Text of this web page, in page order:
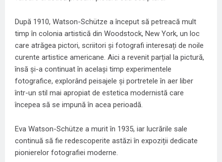
După 1910, Watson-Schütze a început să petreacă mult
timp în colonia artistică din Woodstock, New York, un loc
care atrăgea pictori, scriitori și fotografi interesați de noile
curente artistice americane. Aici a revenit parțial la pictură,
însă și-a continuat în același timp experimentele
fotografice, explorând peisajele și portretele în aer liber
într-un stil mai apropiat de estetica modernistă care
începea să se impună în acea perioadă.
Eva Watson-Schütze a murit în 1935, iar lucrările sale
continuă să fie redescoperite astăzi în expoziții dedicate
pionierelor fotografiei moderne.